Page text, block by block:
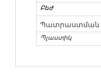
Բեժ
Պատրաստման
Պլաստիկ